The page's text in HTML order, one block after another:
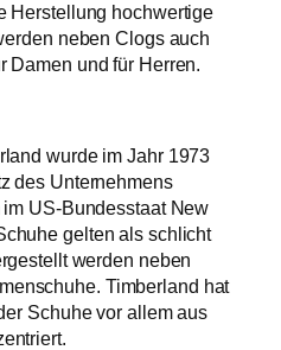
Herstellung hochwertige
neben Clogs auch
Damen und für Herren.
wurde im Jahr 1973
des Unternehmens
US-Bundesstaat New
gelten als schlicht
werden neben
Timberland hat
Schuhe vor allem aus